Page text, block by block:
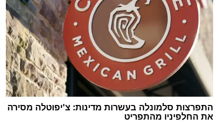
התפרצות סלמונלה בעשרות מדינות: צ'יפוטלה מסירה
את החלפיניו מהתפריט